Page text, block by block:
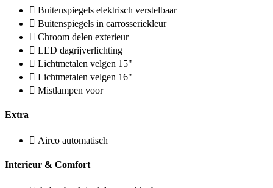
Buitenspiegels elektrisch verstelbaar
Buitenspiegels in carrosseriekleur
Chroom delen exterieur
LED dagrijverlichting
Lichtmetalen velgen 15"
Lichtmetalen velgen 16"
Mistlampen voor
Extra
Airco automatisch
Interieur & Comfort